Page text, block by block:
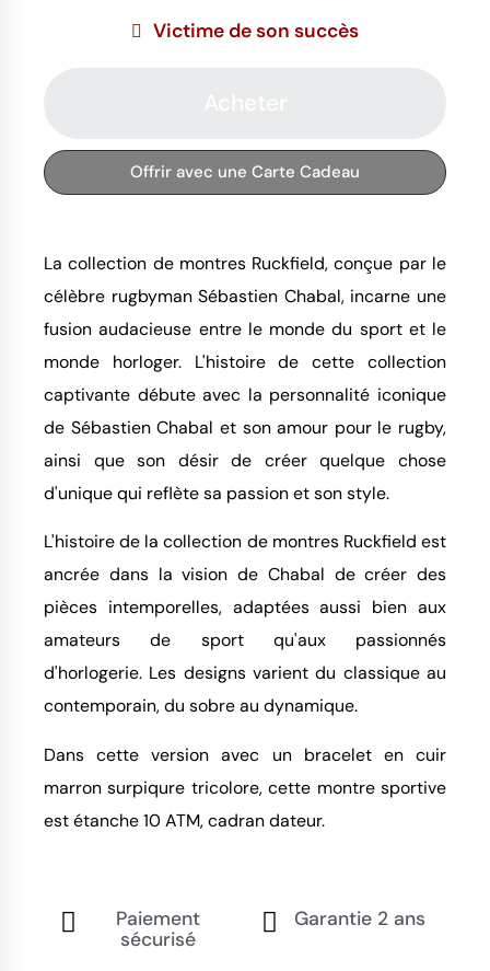
Victime de son succès
Offrir avec une Carte Cadeau
La collection de montres Ruckfield, conçue par le
célèbre rugbyman Sébastien Chabal, incarne une
fusion audacieuse entre le monde du sport et le
monde horloger. L'histoire de cette collection
captivante débute avec la personnalité iconique
de Sébastien Chabal et son amour pour le rugby,
ainsi que son désir de créer quelque chose
d'unique qui reflète sa passion et son style.
L'histoire de la collection de montres Ruckfield est
ancrée dans la vision de Chabal de créer des
pièces intemporelles, adaptées aussi bien aux
amateurs de sport qu'aux passionnés
d'horlogerie. Les designs varient du classique au
contemporain, du sobre au dynamique.
Dans cette version avec un bracelet en cuir
marron surpiqure tricolore, cette montre sportive
est étanche 10 ATM, cadran dateur.
Paiement
sécurisé
Garantie 2 ans